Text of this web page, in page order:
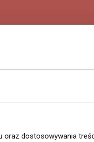
oraz dostosowywania